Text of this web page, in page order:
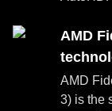
AMD
AMD
3) is the